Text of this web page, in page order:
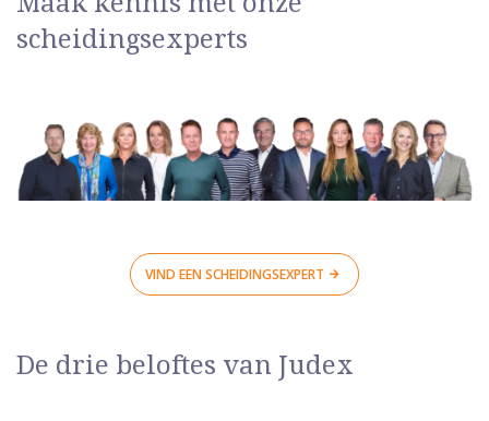
scheidingsexperts
VIND EEN SCHEIDINGSEXPERT
De drie beloftes van Judex